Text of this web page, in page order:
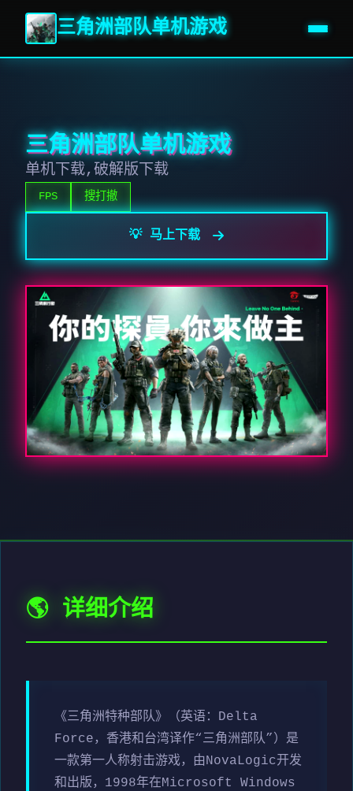
三角洲部队单机游戏
三角洲部队单机游戏
单机下载,破解版下载
FPS 搜打撤
💡 马上下载
🌎 详细介绍
《三角洲特种部队》（英语：Delta
Force，香港和台湾译作“三角洲部队”）是
一款第一人称射击游戏，由NovaLogic开发
和出版，1998年在Microsoft Windows